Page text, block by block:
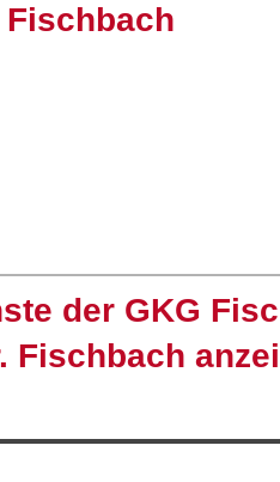
Fischbach
der GKG
Fischbach